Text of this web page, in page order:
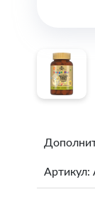
Артикул: